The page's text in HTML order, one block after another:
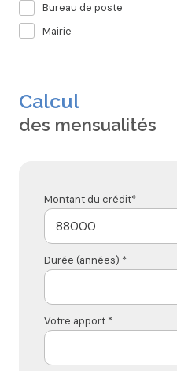
Bureau de poste
Mairie
Calcul
des mensualités
Montant du crédit*
Durée (années) *
Votre apport *